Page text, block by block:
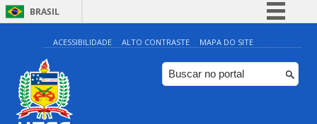
BRASIL
Simplifique!
Comunica BR
Participe
ACESSIBILIDADE ALTO CONTRASTE MAPA DO SITE